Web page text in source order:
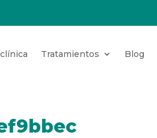
Tratamientos Blog